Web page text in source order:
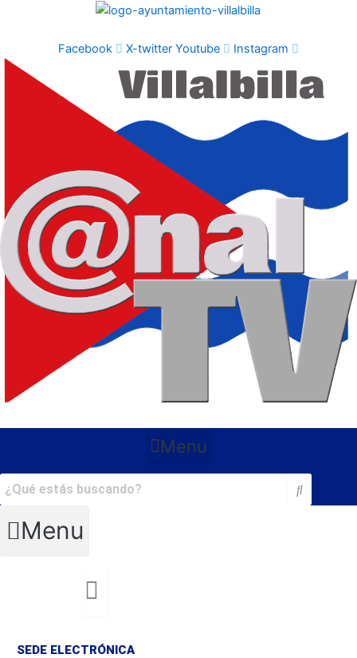
Facebook X-twitter Youtube Instagram
Menu
Menu
SEDE ELECTRÓNICA